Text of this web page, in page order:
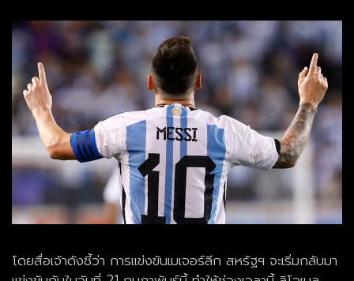
โดยสื่อเจ้าดังชี้ว่า การแข่งขันเมเจอร์ลีก สหรัฐฯ จะเริ่มกลับมา